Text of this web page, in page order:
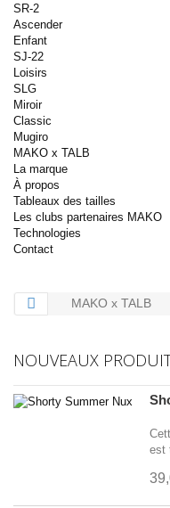
SR-2
Ascender
Enfant
SJ-22
Loisirs
SLG
Miroir
Classic
Mugiro
MAKO x TALB
La marque
À propos
Tableaux des tailles
Les clubs partenaires MAKO
Technologies
Contact
MAKO x TALB
NOUVEAUX
est